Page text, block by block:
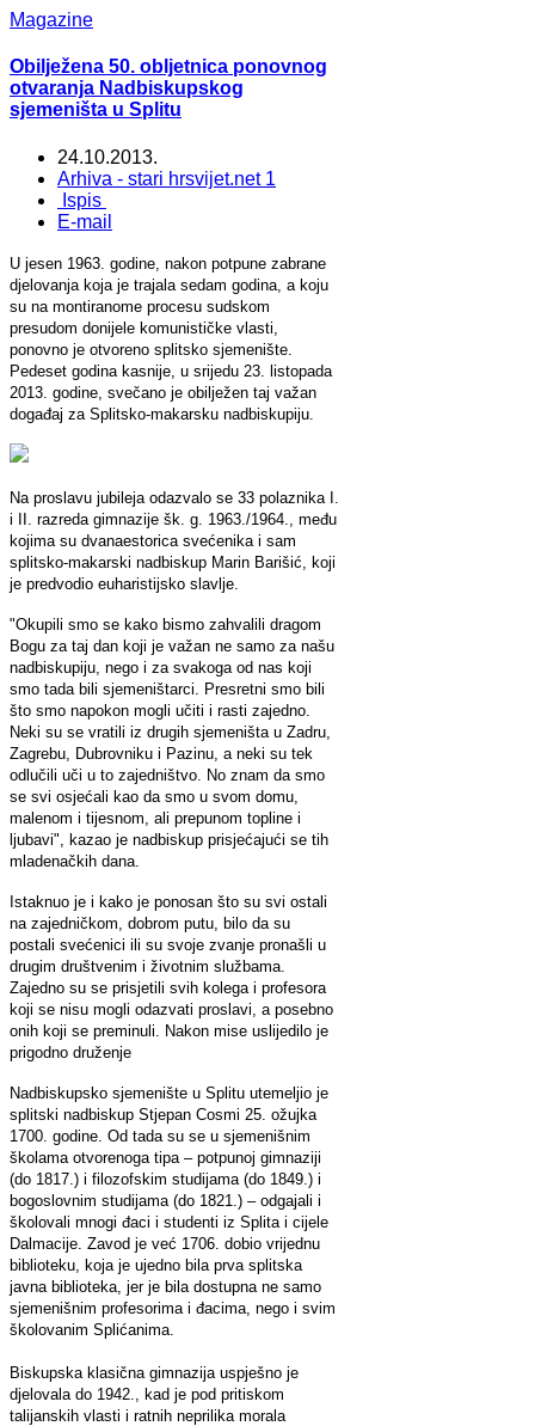
Magazine
Obilježena 50. obljetnica ponovnog
otvaranja Nadbiskupskog
sjemeništa u Splitu
24.10.2013.
Arhiva - stari hrsvijet.net 1
Ispis
E-mail
U jesen 1963. godine, nakon potpune zabrane
djelovanja koja je trajala sedam godina, a koju
su na montiranome procesu sudskom
presudom donijele komunističke vlasti,
ponovno je otvoreno splitsko sjemenište.
Pedeset godina kasnije, u srijedu 23. listopada
2013. godine, svečano je obilježen taj važan
događaj za Splitsko-makarsku nadbiskupiju.
Na proslavu jubileja odazvalo se 33 polaznika I.
i II. razreda gimnazije šk. g. 1963./1964., među
kojima su dvanaestorica svećenika i sam
splitsko-makarski nadbiskup Marin Barišić, koji
je predvodio euharistijsko slavlje.
"Okupili smo se kako bismo zahvalili dragom
Bogu za taj dan koji je važan ne samo za našu
nadbiskupiju, nego i za svakoga od nas koji
smo tada bili sjemeništarci. Presretni smo bili
što smo napokon mogli učiti i rasti zajedno.
Neki su se vratili iz drugih sjemeništa u Zadru,
Zagrebu, Dubrovniku i Pazinu, a neki su tek
odlučili uči u to zajedništvo. No znam da smo
se svi osjećali kao da smo u svom domu,
malenom i tijesnom, ali prepunom topline i
ljubavi", kazao je nadbiskup prisjećajući se tih
mladenačkih dana.
Istaknuo je i kako je ponosan što su svi ostali
na zajedničkom, dobrom putu, bilo da su
postali svećenici ili su svoje zvanje pronašli u
drugim društvenim i životnim službama.
Zajedno su se prisjetili svih kolega i profesora
koji se nisu mogli odazvati proslavi, a posebno
onih koji se preminuli. Nakon mise uslijedilo je
prigodno druženje
Nadbiskupsko sjemenište u Splitu utemeljio je
splitski nadbiskup Stjepan Cosmi 25. ožujka
1700. godine. Od tada su se u sjemenišnim
školama otvorenoga tipa – potpunoj gimnaziji
(do 1817.) i filozofskim studijama (do 1849.) i
bogoslovnim studijama (do 1821.) – odgajali i
školovali mnogi đaci i studenti iz Splita i cijele
Dalmacije. Zavod je već 1706. dobio vrijednu
biblioteku, koja je ujedno bila prva splitska
javna biblioteka, jer je bila dostupna ne samo
sjemenišnim profesorima i đacima, nego i svim
školovanim Splićanima.
Biskupska klasična gimnazija uspješno je
djelovala do 1942., kad je pod pritiskom
talijanskih vlasti i ratnih neprilika morala